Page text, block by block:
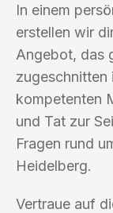
In einem
erstellen wir
Angebot, das
zugeschnitten
kompetenten
und Tat zur
Fragen rund
Heidelberg.
Vertraue auf